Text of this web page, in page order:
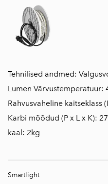
Tehnilised andmed:
Lumen Värvustemperatuur:
Rahvusvaheline kaitseklass
Karbi mõõdud (P x L x K):
kaal: 2kg
Smartlight